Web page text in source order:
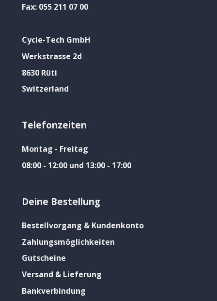
Fax: 055 211 07 00
Cycle-Tech GmbH
Werkstrasse 2d
8630 Rüti
Switzerland
Telefonzeiten
Montag - Freitag
08:00 - 12:00 und 13:00 - 17:00
Deine Bestellung
Bestellvorgang & Kundenkonto
Zahlungsmöglichkeiten
Gutscheine
Versand & Lieferung
Bankverbindung